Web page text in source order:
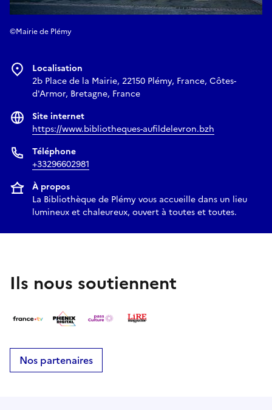
©Mairie de Plémy
Localisation
2b Place de la Mairie, 22150 Plémy, France, Côtes-
d'Armor, Bretagne, France
Site internet
https://www.bibliotheques-aufildelevron.bzh
Téléphone
+33296602981
À propos
La Bibliothèque de Plémy vous accueille dans un lieu
lumineux et chaleureux, ouvert à toutes et toutes.
Ils nous soutiennent
Nos partenaires